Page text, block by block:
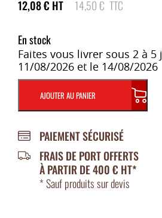
12,08€ HT 14,50€ TTC
En stock
Faites vous livrer sous 2 à
11/08/2026 et le 14/08/2026
AJOUTER AU PANIER
PAIEMENT SÉCURISÉ
FRAIS DE PORT OFFERTS
À PARTIR DE 400 € HT*
* Sauf produits sur devis